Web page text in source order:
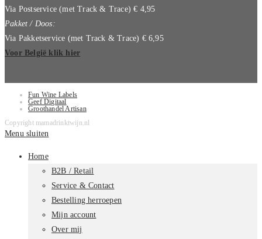
Via Postservice (met Track & Trace) € 4,95
Pakket / Doos:
Via Pakketservice (met Track & Trace) € 6,95
Voor België klik hier
Fun Wine Labels
Geef Digitaal
Groothandel Artisan
Copyright mamadrinktwijn.nl
Menu sluiten
Home
B2B / Retail
Service & Contact
Bestelling herroepen
Mijn account
Over mij